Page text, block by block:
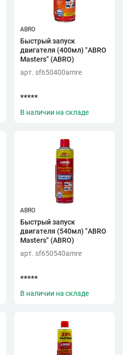
ABRO
Быстрый запуск
двигателя (400мл) "ABRO
Masters" (ABRO)
арт. sf650400amre
*****
В наличии на складе
ABRO
Быстрый запуск
двигателя (540мл) "ABRO
Masters" (ABRO)
арт. sf650540amre
*****
В наличии на складе